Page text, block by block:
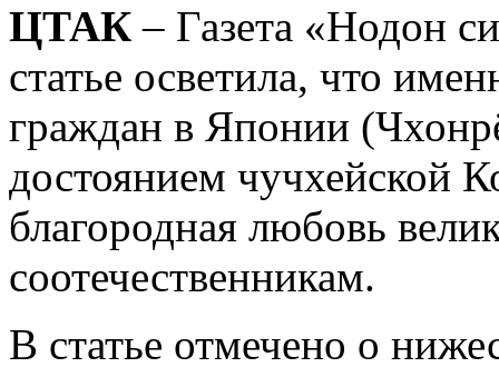
ЦТАК – Газета «Нодон
статье осветила, что
граждан в Японии
достоянием чучхейской
благородная любовь
соотечественникам.
В статье отмечено о